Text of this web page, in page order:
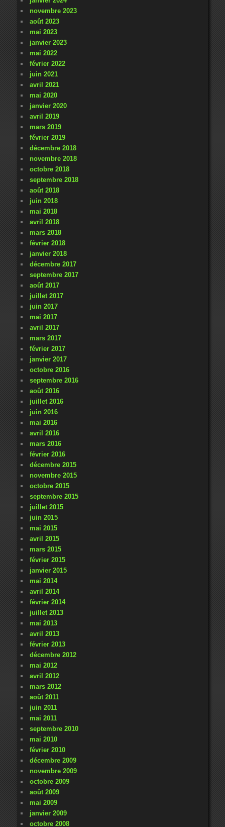
novembre 2023
août 2023
mai 2023
janvier 2023
mai 2022
février 2022
juin 2021
avril 2021
mai 2020
janvier 2020
avril 2019
mars 2019
février 2019
décembre 2018
novembre 2018
octobre 2018
septembre 2018
août 2018
juin 2018
mai 2018
avril 2018
mars 2018
février 2018
janvier 2018
décembre 2017
septembre 2017
août 2017
juillet 2017
juin 2017
mai 2017
avril 2017
mars 2017
février 2017
janvier 2017
octobre 2016
septembre 2016
août 2016
juillet 2016
juin 2016
mai 2016
avril 2016
mars 2016
février 2016
décembre 2015
novembre 2015
octobre 2015
septembre 2015
juillet 2015
juin 2015
mai 2015
avril 2015
mars 2015
février 2015
janvier 2015
mai 2014
avril 2014
février 2014
juillet 2013
mai 2013
avril 2013
février 2013
décembre 2012
mai 2012
avril 2012
mars 2012
août 2011
juin 2011
mai 2011
septembre 2010
mai 2010
février 2010
décembre 2009
novembre 2009
octobre 2009
août 2009
mai 2009
janvier 2009
octobre 2008